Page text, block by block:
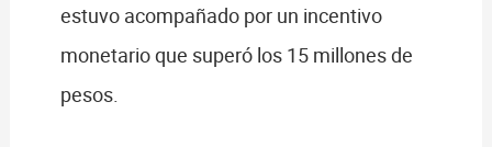
estuvo acompañado por un incentivo
monetario que superó los 15 millones de
pesos.